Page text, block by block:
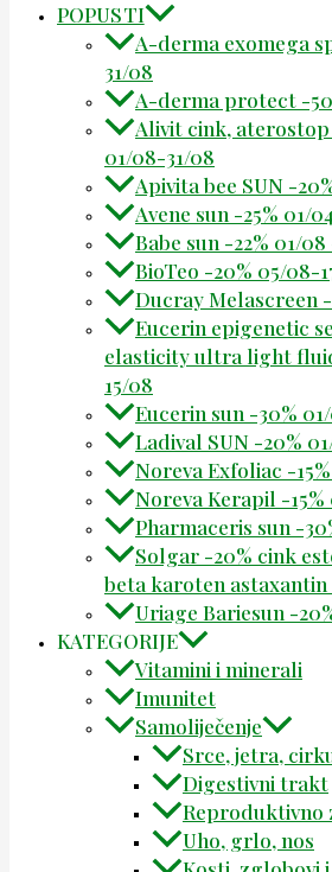
POPUSTI
A-derma exomega
31/08
A-derma protect -
Alivit cink,
01/08-31/08
Apivita bee SUN -
Avene sun -25% 01/
Babe sun -22% 01/08
BioTeo -20% 05/08-
Ducray Melascreen -
Eucerin epigenetic
elasticity ultra light
15/08
Eucerin sun -30%
Ladival SUN -20%
Noreva Exfoliac -
Noreva Kerapil -15%
Pharmaceris sun -
Solgar -20% cink
beta karoten astaxantin
Uriage Bariesun -
KATEGORIJE
Vitamini i minerali
Imunitet
Samoliječenje
Srce, jetra,
Digestivni trakt
Reproduktivno
Uho, grlo, nos